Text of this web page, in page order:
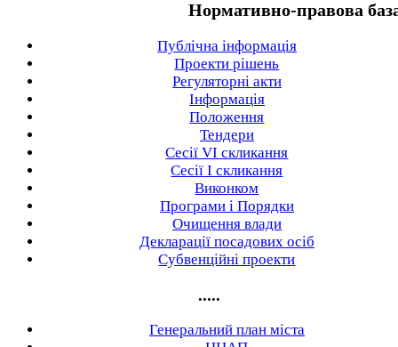
Нормативно-правова
Публічна інформація
Проекти рішень
Регуляторні акти
Інформація
Положення
Тендери
Сесії VI скликання
Сесії I скликання
Виконком
Програми і Порядки
Очищення влади
Декларації посадових осіб
Субвенційні проекти
.....
Генеральний план міста